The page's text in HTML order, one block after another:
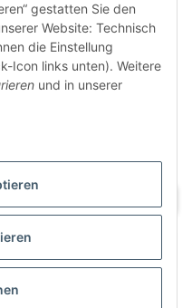
gestatten Sie den
Website: Technisch
die Einstellung
Icon links unten). Weitere
und in unserer